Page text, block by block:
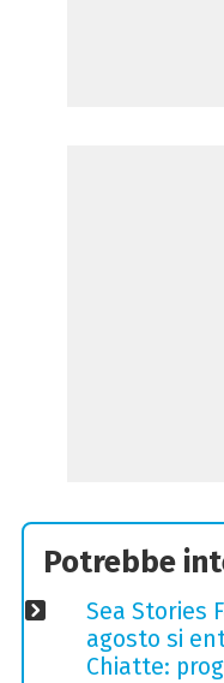
Potrebbe
Sea Stories
agosto si
Chiatte: